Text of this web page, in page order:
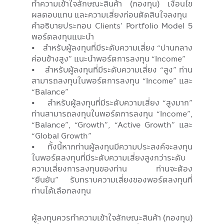
ทำความเข้าใจลักษณะสินค้า (กองทุน) เงื่อนไข
ผลตอบแทน และความเสี่ยงก่อนตัดสินใจลงทุน
คำอธิบายประกอบ Clients’ Portfolio Model 5
พอร์ตลงทุนแนะนำ
• สำหรับผู้ลงทุนที่มีระดับความเสี่ยง “ปานกลาง
ค่อนข้างสูง” แนะนำพอร์ตการลงทุน “Income”
• สำหรับผู้ลงทุนที่มีระดับความเสี่ยง “สูง” ท่าน
สามารถลงทุนในพอร์ตการลงทุน “Income” และ
“Balance”
• สำหรับผู้ลงทุนที่มีระดับความเสี่ยง “สูงมาก”
ท่านสามารถลงทุนในพอร์ตการลงทุน “Income”,
“Balance”, “Growth”, “Active Growth” และ
“Global Growth”
• ทั้งนี้หากท่านผู้ลงทุนมีความประสงค์จะลงทุน
ในพอร์ตลงทุนที่มีระดับความเสี่ยงสูงกว่าระดับ
ความเสี่ยงการลงทุนของท่าน ท่านจะต้อง
“ยืนยัน” รับทราบความเสี่ยงของพอร์ตลงทุนที่
ท่านได้เลือกลงทุน
ผู้ลงทุนควรทำความเข้าใจลักษณะสินค้า (กองทุน)